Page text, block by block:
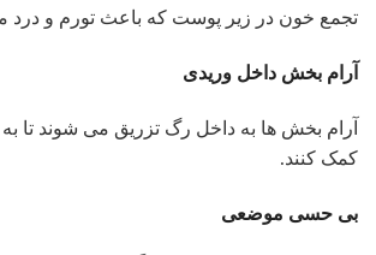
تجمع خون در زیر پوست که باعث تورم و درد
آرام بخش داخل وریدی
آرام بخش ها به داخل رگ تزریق می شوند تا
کمک کنند.
بی حسی موضعی